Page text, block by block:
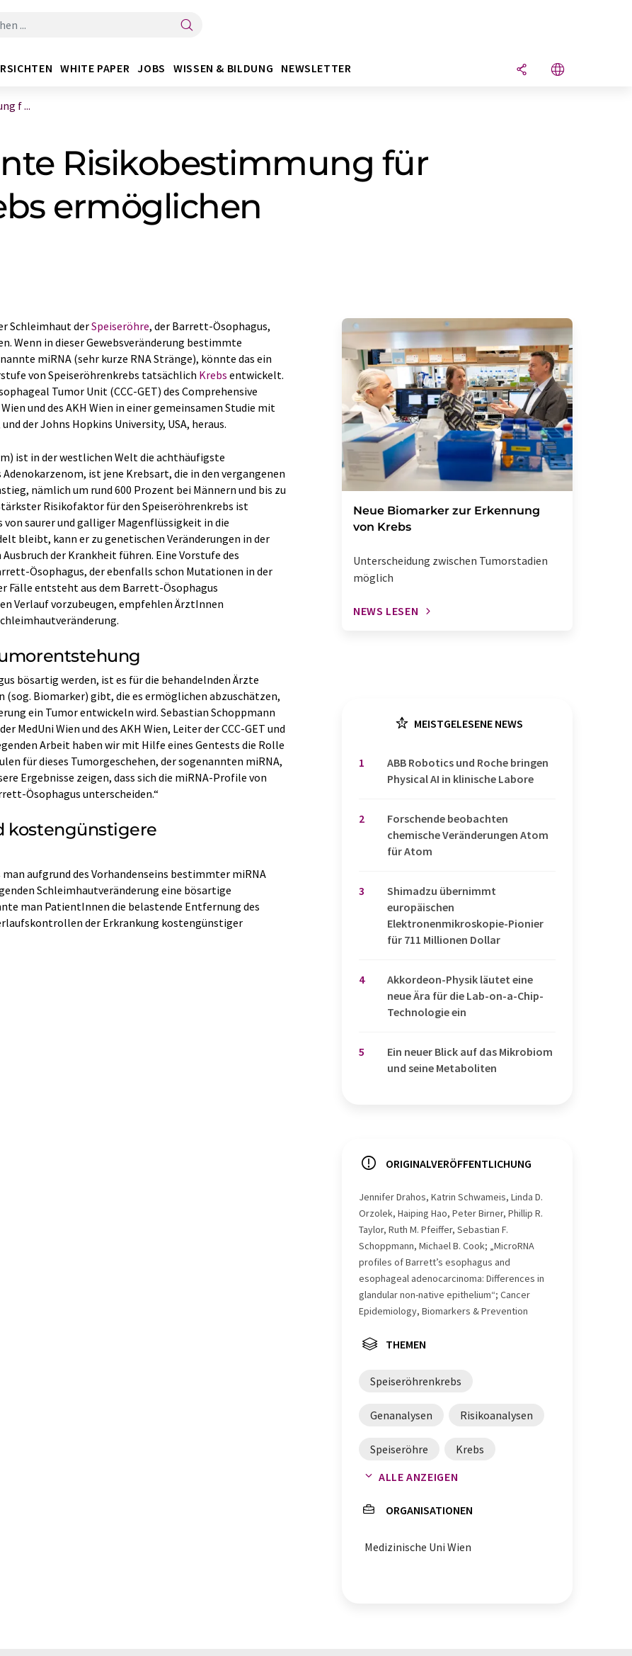
WHITE PAPER JOBS WISSEN & BILDUNG NEWSLETTER
f ...
Risikobestimmung für
ermöglichen
Schleimhaut derSpeiseröhre, der Barrett-Ösophagus,
Wenn in dieser Gewebsveränderung bestimmte
miRNA (sehr kurze RNA Stränge), könnte das ein
von Speiseröhrenkrebs tatsächlich Krebs entwickelt.
Tumor Unit (CCC-GET) des Comprehensive
und des AKH Wien in einer gemeinsamen Studie mit
der Johns Hopkins University, USA, heraus.
ist in der westlichen Welt die achthäufigste
ist jene Krebsart, die in den vergangenen
nämlich um rund 600 Prozent bei Männern und bis zu
Risikofaktor für den Speiseröhrenkrebs ist
von saurer und galliger Magenflüssigkeit in die
bleibt, kann er zu genetischen Veränderungen in der
der Krankheit führen. Eine Vorstufe des
Ösophagus, der ebenfalls schon Mutationen in der
Fälle entsteht aus dem Barrett-Ösophagus
Verlauf vorzubeugen, empfehlen ÄrztInnen
bösartig werden, ist es für die behandelnden Ärzte
(sog. Biomarker) gibt, die es ermöglichen abzuschätzen,
ein Tumor entwickeln wird. Sebastian Schoppmann
MedUni Wien und des AKH Wien, Leiter der CCC-GET und
Arbeit haben wir mit Hilfe eines Gentests die Rolle
für dieses Tumorgeschehen, der sogenannten miRNA,
Ergebnisse zeigen, dass sich die miRNA-Profile von
Ösophagus unterscheiden.“
kostengünstigere
aufgrund des Vorhandenseins bestimmter miRNA
Schleimhautveränderung eine bösartige
man PatientInnen die belastende Entfernung des
der Erkrankung kostengünstiger
Neue Biomarker zur Erkennung
von Krebs
Unterscheidung zwischen Tumorstadien
möglich
NEWS LESEN
MEISTGELESENE NEWS
1
​​​​​​​ABB Robotics und Roche bringen
Physical AI in klinische Labore
2
Forschende beobachten
chemische Veränderungen Atom
für Atom
3
Shimadzu übernimmt
europäischen
Elektronenmikroskopie-Pionier
für 711 Millionen Dollar
4
Akkordeon-Physik läutet eine
neue Ära für die Lab-on-a-Chip-
Technologie ein
5
Ein neuer Blick auf das Mikrobiom
und seine Metaboliten
ORIGINALVERÖFFENTLICHUNG
Jennifer Drahos, Katrin Schwameis, Linda D.
Orzolek, Haiping Hao, Peter Birner, Phillip R.
Taylor, Ruth M. Pfeiffer, Sebastian F.
Schoppmann, Michael B. Cook; „MicroRNA
profiles of Barrett’s esophagus and
esophageal adenocarcinoma: Differences in
glandular non-native epithelium“; Cancer
Epidemiology, Biomarkers & Prevention
THEMEN
Speiseröhrenkrebs
Genanalysen Risikoanalysen
Speiseröhre Krebs
Biomarker Gentests
ALLE ANZEIGEN
ORGANISATIONEN
Medizinische Uni Wien